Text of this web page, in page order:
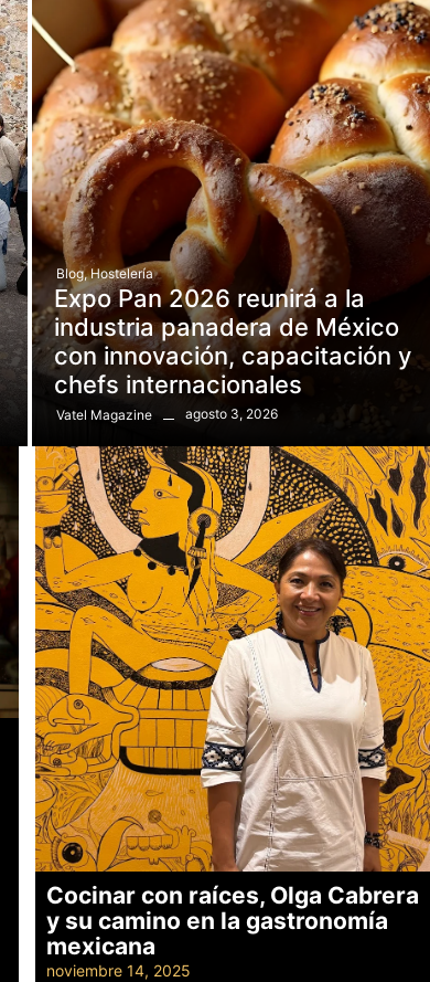
Blog, Hostelería
Expo Pan 2026 reunirá a la
industria panadera de México
con innovación, capacitación y
chefs internacionales
Vatel Magazine agosto 3, 2026
Cocinar con raíces, Olga Cabrera
y su camino en la gastronomía
mexicana
noviembre 14, 2025